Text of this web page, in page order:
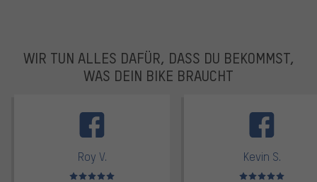
WIR TUN ALLES DAFÜR, DASS DU BEKOMMST,
WAS DEIN BIKE BRAUCHT
Roy V.
Bewertungen: 5 von 5
Kevin S.
Bewertungen: 5 von 5